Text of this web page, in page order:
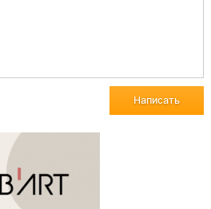
Написать